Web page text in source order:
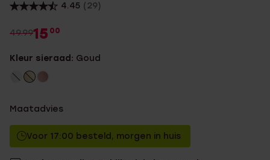
4.45 (29)
49.9915 00
Kleur sieraad: Goud
Maatadvies
Voor 17:00 besteld, morgen in huis